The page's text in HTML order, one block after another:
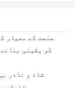
صنعت کے معیار
کو یقینی
شاذ و نادر